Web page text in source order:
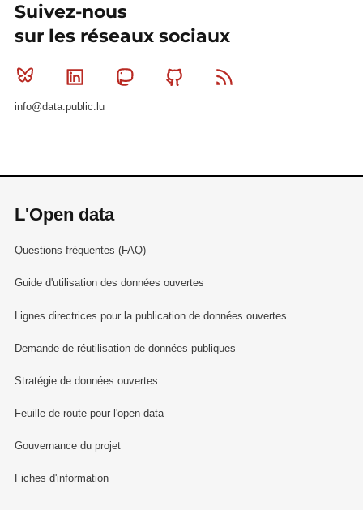
Suivez-nous
sur les réseaux sociaux
Bluesky Linkedin MastodonGithub
info@data.public.lu
L'Open data
Questions fréquentes (FAQ)
Guide d'utilisation des données ouvertes
Lignes directrices pour la publication de données ouvertes
Demande de réutilisation de données publiques
Stratégie de données ouvertes
Feuille de route pour l'open data
Gouvernance du projet
Fiches d'information